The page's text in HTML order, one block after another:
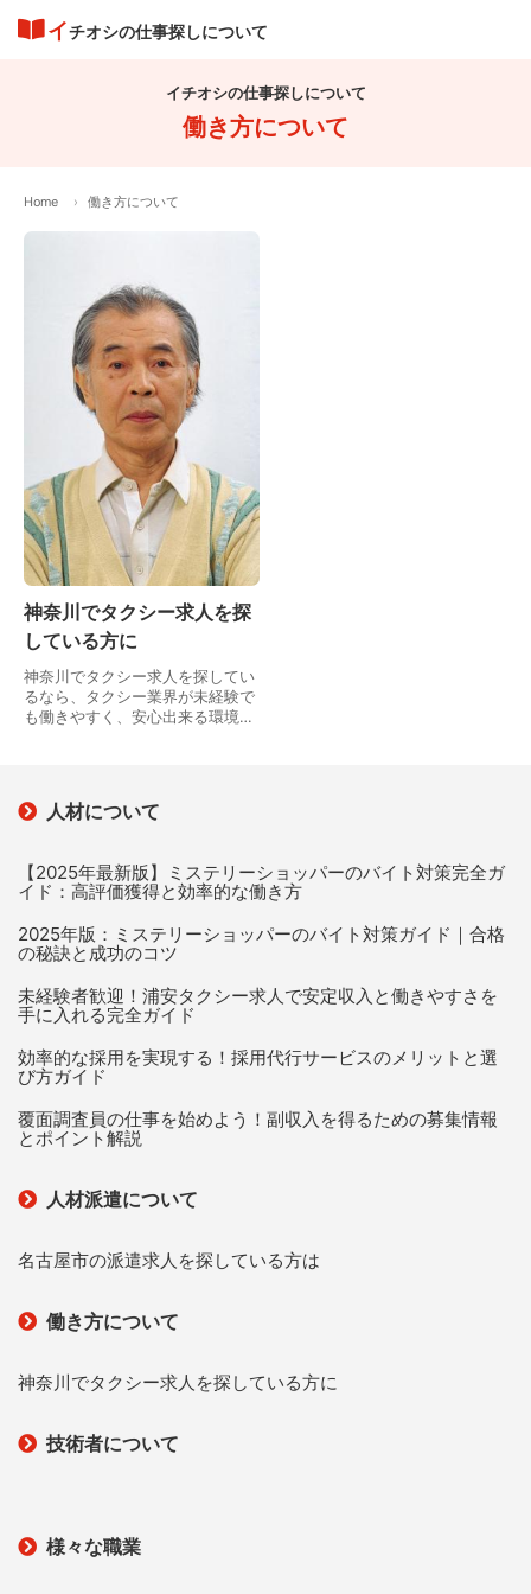
イチオシの仕事探しについて
イチオシの仕事探しについて
働き方について
Home 働き方について
神奈川でタクシー求人を探
している方に
神奈川でタクシー求人を探してい
るなら、タクシー業界が未経験で
も働きやすく、安心出来る環境が
人材について
【2025年最新版】ミステリーショッパーのバイト対策完全ガ
イド：高評価獲得と効率的な働き方
2025年版：ミステリーショッパーのバイト対策ガイド｜合格
の秘訣と成功のコツ
未経験者歓迎！浦安タクシー求人で安定収入と働きやすさを
手に入れる完全ガイド
効率的な採用を実現する！採用代行サービスのメリットと選
び方ガイド
覆面調査員の仕事を始めよう！副収入を得るための募集情報
とポイント解説
人材派遣について
名古屋市の派遣求人を探している方は
働き方について
神奈川でタクシー求人を探している方に
技術者について
様々な職業